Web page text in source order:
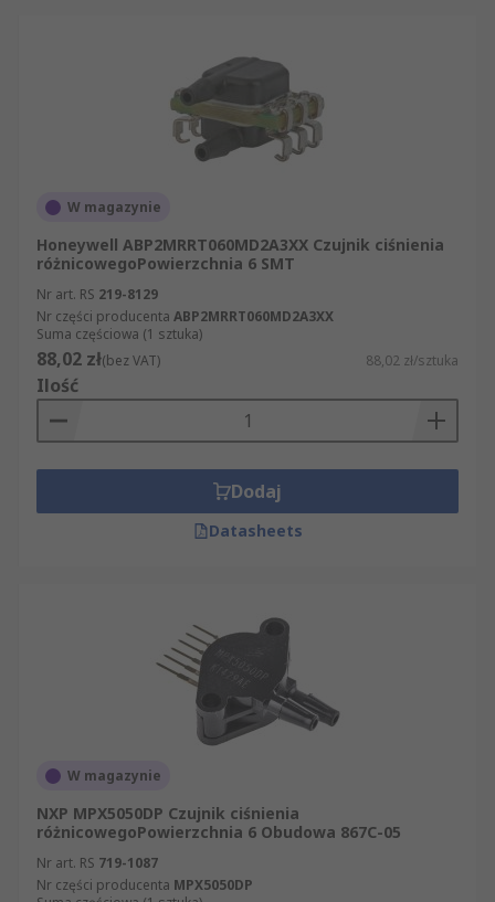
W magazynie
Honeywell ABP2MRRT060MD2A3XX Czujnik ciśnienia
różnicowegoPowierzchnia 6 SMT
Nr art. RS 219-8129
Nr części producenta ABP2MRRT060MD2A3XX
Suma częściowa (1 sztuka)
88,02 zł(bez VAT) 88,02 zł/sztuka
Ilość
Dodaj
Datasheets
W magazynie
NXP MPX5050DP Czujnik ciśnienia
różnicowegoPowierzchnia 6 Obudowa 867C-05
Nr art. RS 719-1087
Nr części producenta MPX5050DP